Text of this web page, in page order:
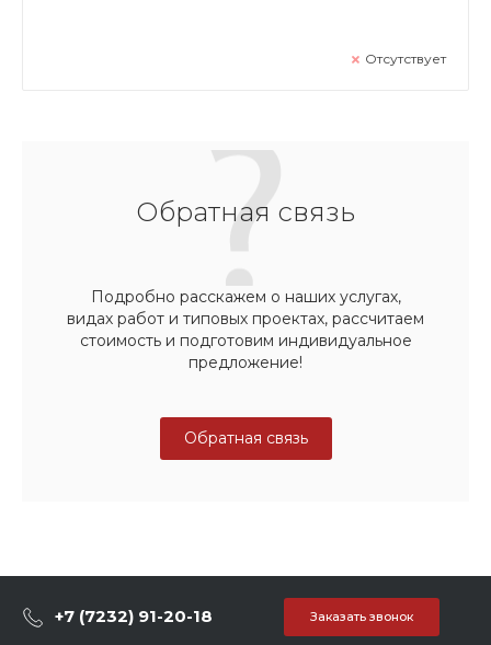
Отсутствует
Обратная связь
Подробно расскажем о наших услугах,
видах работ и типовых проектах, рассчитаем
стоимость и подготовим индивидуальное
предложение!
Обратная связь
+7 (7232) 91-20-18 Заказать звонок